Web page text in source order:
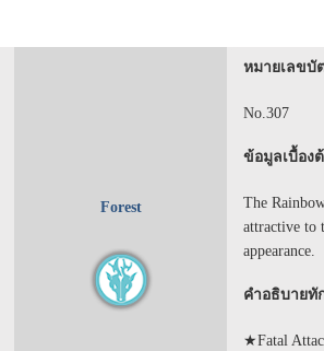
Forest
หมายเลขบั
No.307
ข้อมูลเบื้อง
The
attractive to
appearance.
คำอธิบายทั
★Fatal